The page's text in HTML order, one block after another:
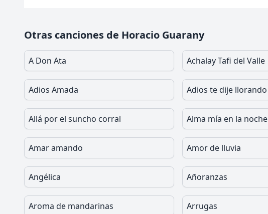
Otras canciones de Horacio Guarany
A Don Ata Achalay Tafi del Valle
Adios Amada Adios te dije llorando
Allá por el suncho corral Alma mía en la noche
Amar amando Amor de lluvia
Angélica Añoranzas
Aroma de mandarinas Arrugas